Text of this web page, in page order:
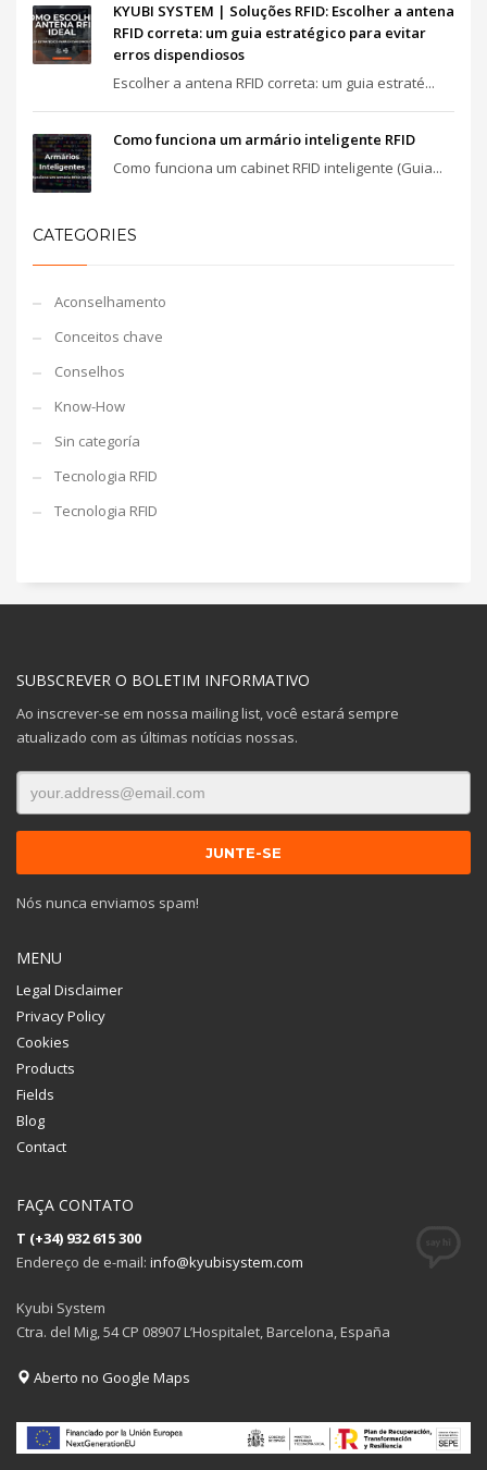
KYUBI SYSTEM | Soluções RFID: Escolher a antena
RFID correta: um guia estratégico para evitar
erros dispendiosos
Escolher a antena RFID correta: um guia estraté...
Como funciona um armário inteligente RFID
Como funciona um cabinet RFID inteligente (Guia...
CATEGORIES
Aconselhamento
Conceitos chave
Conselhos
Know-How
Sin categoría
Tecnologia RFID
Tecnologia RFID
SUBSCREVER O BOLETIM INFORMATIVO
Ao inscrever-se em nossa mailing list, você estará sempre
atualizado com as últimas notícias nossas.
Nós nunca enviamos spam!
MENU
Legal Disclaimer
Privacy Policy
Cookies
Products
Fields
Blog
Contact
FAÇA CONTATO
T (+34) 932 615 300
Endereço de e-mail: info@kyubisystem.com
Kyubi System
Ctra. del Mig, 54 CP 08907 L’Hospitalet, Barcelona, España
Aberto no Google Maps